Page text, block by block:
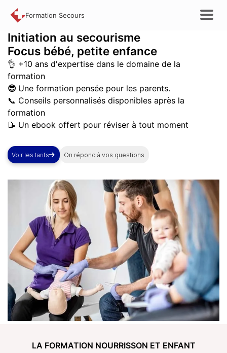
Formation Secours
Initiation au secourisme
Focus bébé, petite enfance
👌 +10 ans d'expertise dans le domaine de la
formation
😎 Une formation pensée pour les parents.
📞 Conseils personnalisés disponibles après la
formation
📝 Un ebook offert pour réviser à tout moment
Voir les tarifs On répond à vos questions
LA FORMATION NOURRISSON ET ENFANT